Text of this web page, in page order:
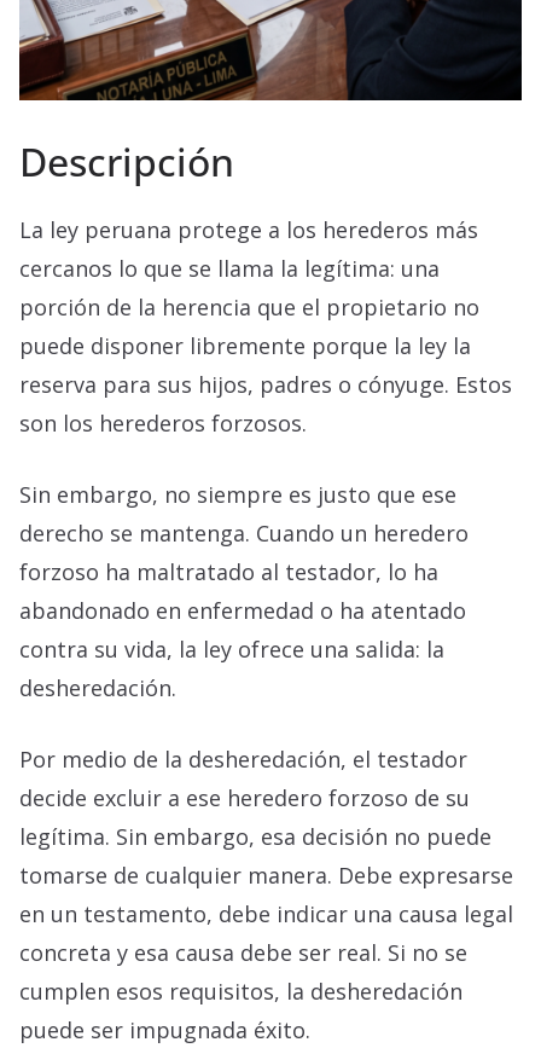
Descripción
La ley peruana protege a los herederos más
cercanos lo que se llama la legítima: una
porción de la herencia que el propietario no
puede disponer libremente porque la ley la
reserva para sus hijos, padres o cónyuge. Estos
son los herederos forzosos.
Sin embargo, no siempre es justo que ese
derecho se mantenga. Cuando un heredero
forzoso ha maltratado al testador, lo ha
abandonado en enfermedad o ha atentado
contra su vida, la ley ofrece una salida: la
desheredación.
Por medio de la desheredación, el testador
decide excluir a ese heredero forzoso de su
legítima. Sin embargo, esa decisión no puede
tomarse de cualquier manera. Debe expresarse
en un testamento, debe indicar una causa legal
concreta y esa causa debe ser real. Si no se
cumplen esos requisitos, la desheredación
puede ser impugnada éxito.